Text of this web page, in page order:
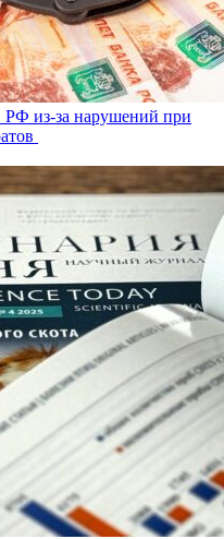
РФ из-за нарушений при